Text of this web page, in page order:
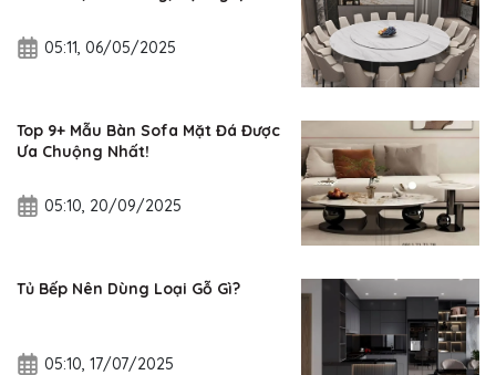
05:11, 06/05/2025
Top 9+ Mẫu Bàn Sofa Mặt Đá Được
Ưa Chuộng Nhất!
05:10, 20/09/2025
Tủ Bếp Nên Dùng Loại Gỗ Gì?
05:10, 17/07/2025